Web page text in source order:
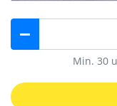
Min. 30